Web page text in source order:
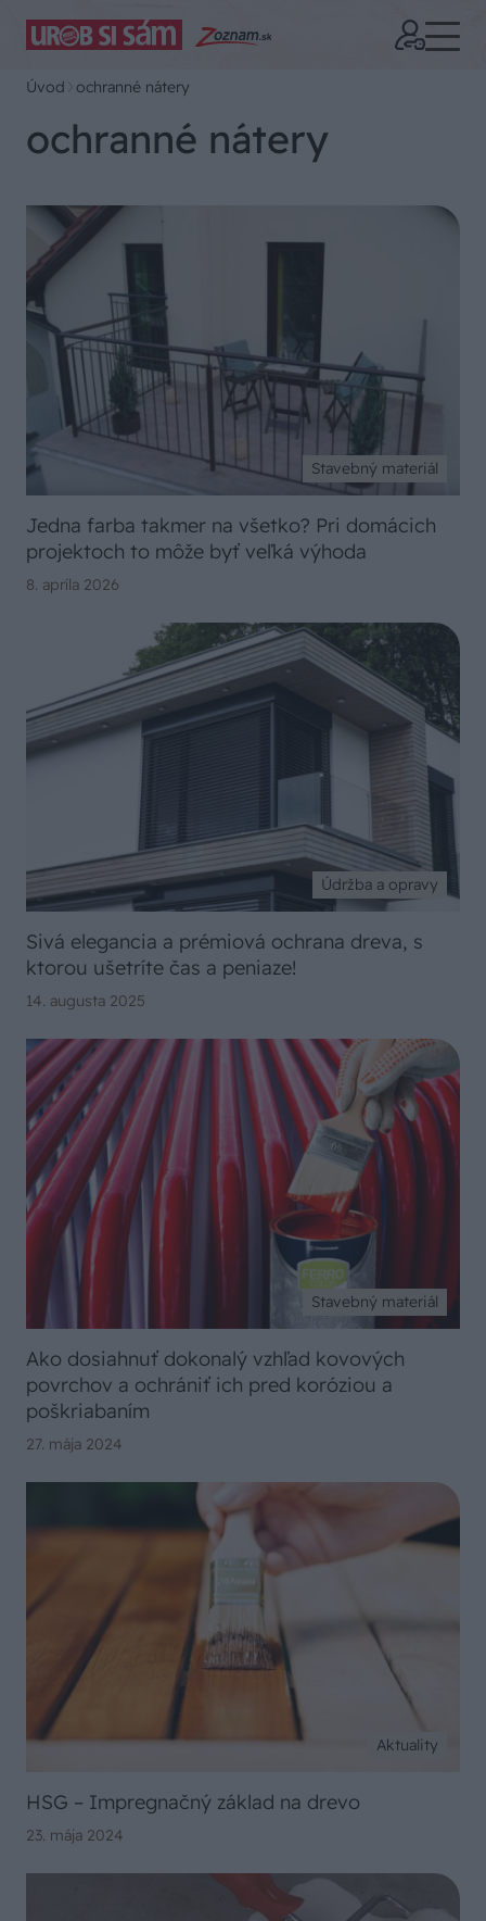
Úvod ochranné nátery
ochranné nátery
Stavebný materiál
Jedna farba takmer na všetko? Pri domácich
projektoch to môže byť veľká výhoda
8. apríla 2026
Údržba a opravy
Sivá elegancia a prémiová ochrana dreva, s
ktorou ušetríte čas a peniaze!
14. augusta 2025
Stavebný materiál
Ako dosiahnuť dokonalý vzhľad kovových
povrchov a ochrániť ich pred koróziou a
poškriabaním
27. mája 2024
Aktuality
HSG – Impregnačný základ na drevo
23. mája 2024